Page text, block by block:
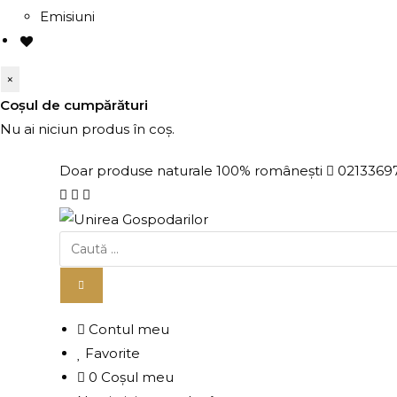
Emisiuni
×
Coșul de cumpărături
Nu ai niciun produs în coș.
Doar produse naturale 100% românești
Contul meu
Favorite
0 Coșul meu